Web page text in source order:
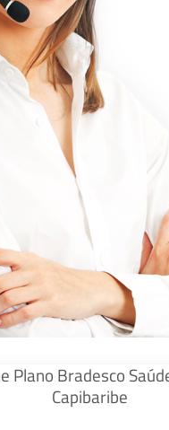
Plano Bradesco
Capibaribe